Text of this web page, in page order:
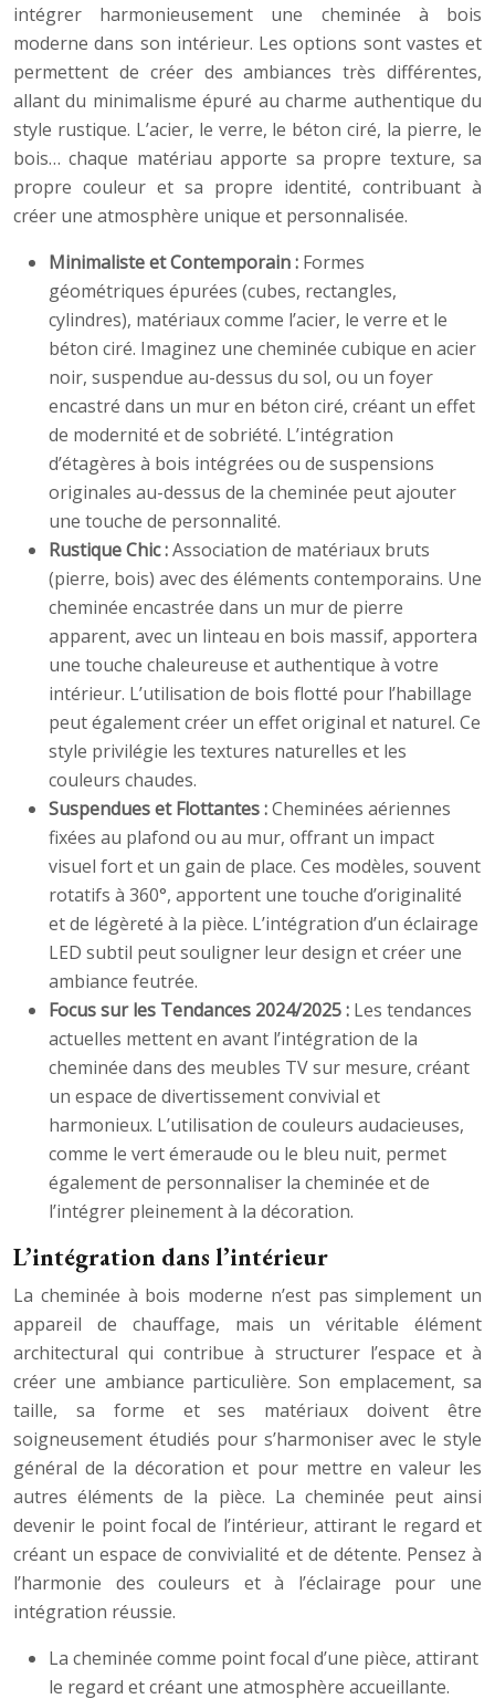
intégrer harmonieusement une cheminée à bois
moderne dans son intérieur. Les options sont vastes et
permettent de créer des ambiances très différentes,
allant du minimalisme épuré au charme authentique du
style rustique. L’acier, le verre, le béton ciré, la pierre, le
bois… chaque matériau apporte sa propre texture, sa
propre couleur et sa propre identité, contribuant à
créer une atmosphère unique et personnalisée.
Minimaliste et Contemporain : Formes
géométriques épurées (cubes, rectangles,
cylindres), matériaux comme l’acier, le verre et le
béton ciré. Imaginez une cheminée cubique en acier
noir, suspendue au-dessus du sol, ou un foyer
encastré dans un mur en béton ciré, créant un effet
de modernité et de sobriété. L’intégration
d’étagères à bois intégrées ou de suspensions
originales au-dessus de la cheminée peut ajouter
une touche de personnalité.
Rustique Chic :Association de matériaux bruts
(pierre, bois) avec des éléments contemporains. Une
cheminée encastrée dans un mur de pierre
apparent, avec un linteau en bois massif, apportera
une touche chaleureuse et authentique à votre
intérieur. L’utilisation de bois flotté pour l’habillage
peut également créer un effet original et naturel. Ce
style privilégie les textures naturelles et les
couleurs chaudes.
Suspendues et Flottantes :Cheminées aériennes
fixées au plafond ou au mur, offrant un impact
visuel fort et un gain de place. Ces modèles, souvent
rotatifs à 360°, apportent une touche d’originalité
et de légèreté à la pièce. L’intégration d’un éclairage
LED subtil peut souligner leur design et créer une
ambiance feutrée.
Focus sur les Tendances 2024/2025 : Les tendances
actuelles mettent en avant l’intégration de la
cheminée dans des meubles TV sur mesure, créant
un espace de divertissement convivial et
harmonieux. L’utilisation de couleurs audacieuses,
comme le vert émeraude ou le bleu nuit, permet
également de personnaliser la cheminée et de
l’intégrer pleinement à la décoration.
L’intégration dans l’intérieur
La cheminée à bois moderne n’est pas simplement un
appareil de chauffage, mais un véritable élément
architectural qui contribue à structurer l’espace et à
créer une ambiance particulière. Son emplacement, sa
taille, sa forme et ses matériaux doivent être
soigneusement étudiés pour s’harmoniser avec le style
général de la décoration et pour mettre en valeur les
autres éléments de la pièce. La cheminée peut ainsi
devenir le point focal de l’intérieur, attirant le regard et
créant un espace de convivialité et de détente. Pensez à
l’harmonie des couleurs et à l’éclairage pour une
intégration réussie.
La cheminée comme point focal d’une pièce, attirant
le regard et créant une atmosphère accueillante.